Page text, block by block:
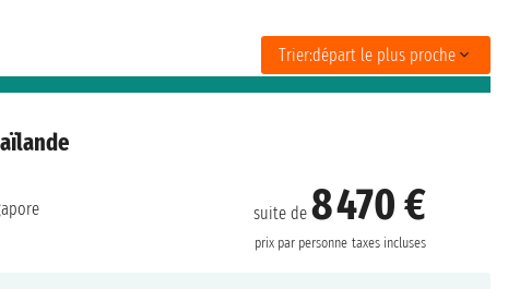
Trier:départ le plus proche
suite de8 470 €
prix par personne taxes incluses